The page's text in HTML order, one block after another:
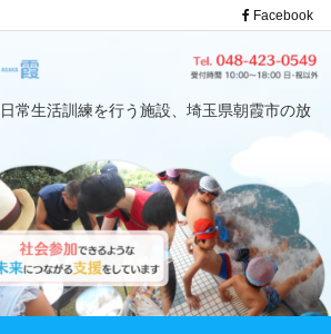
常生活訓練を行う施設、埼玉県朝霞市の放
Facebook